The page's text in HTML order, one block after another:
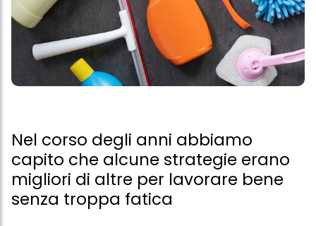
Nel corso degli anni abbiamo
capito che alcune strategie erano
migliori di altre per lavorare bene
senza troppa fatica